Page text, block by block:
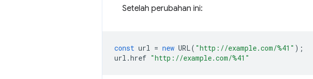
Setelah perubahan ini:
const url = new URL( "http://example.com/%41" );
url .href "http://example.com/%41"